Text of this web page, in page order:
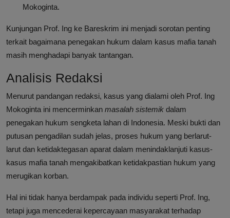
Mokoginta.
Kunjungan Prof. Ing ke Bareskrim ini menjadi sorotan penting
terkait bagaimana penegakan hukum dalam kasus mafia tanah
masih menghadapi banyak tantangan.
Analisis Redaksi
Menurut pandangan redaksi, kasus yang dialami oleh Prof. Ing
Mokoginta ini mencerminkan masalah sistemik dalam
penegakan hukum sengketa lahan di Indonesia. Meski bukti dan
putusan pengadilan sudah jelas, proses hukum yang berlarut-
larut dan ketidaktegasan aparat dalam menindaklanjuti kasus-
kasus mafia tanah mengakibatkan ketidakpastian hukum yang
merugikan korban.
Hal ini tidak hanya berdampak pada individu seperti Prof. Ing,
tetapi juga mencederai kepercayaan masyarakat terhadap